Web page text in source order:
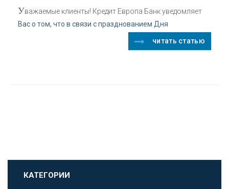
Уважаемые клиенты! Кредит Европа Банк уведомляет
Вас о том, что в связи с празднованием Дня
читать статью
КАТЕГОРИИ